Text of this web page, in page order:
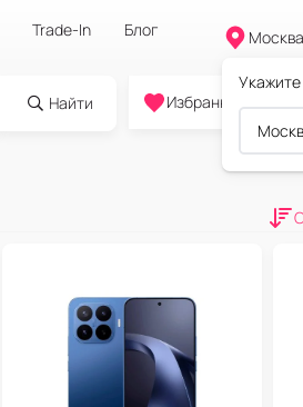
Trade-In Блог Москва
Найти
0
Избранное